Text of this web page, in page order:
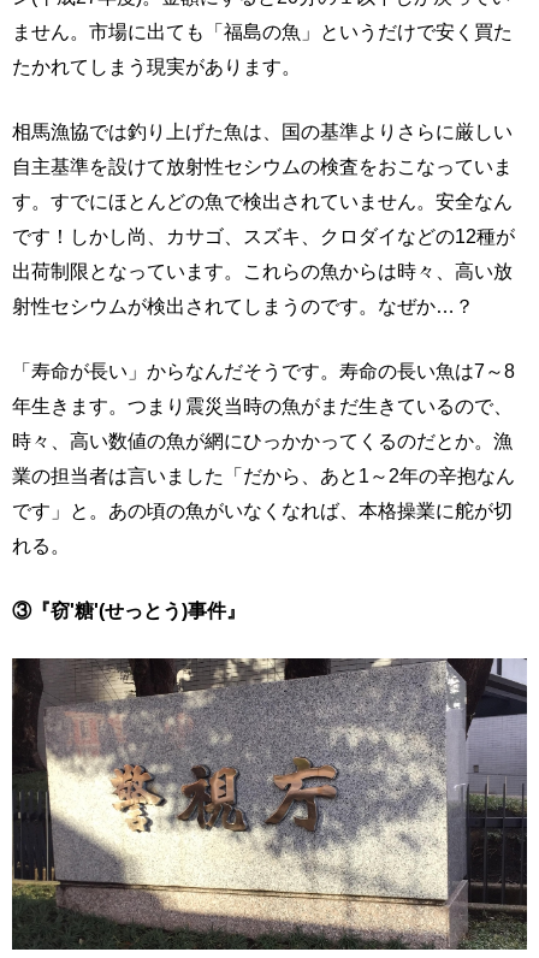
ません。市場に出ても「福島の魚」というだけで安く買た
たかれてしまう現実があります。
相馬漁協では釣り上げた魚は、国の基準よりさらに厳しい
自主基準を設けて放射性セシウムの検査をおこなっていま
す。すでにほとんどの魚で検出されていません。安全なん
です！しかし尚、カサゴ、スズキ、クロダイなどの12種が
出荷制限となっています。これらの魚からは時々、高い放
射性セシウムが検出されてしまうのです。なぜか…？
「寿命が長い」からなんだそうです。寿命の長い魚は7～8
年生きます。つまり震災当時の魚がまだ生きているので、
時々、高い数値の魚が網にひっかかってくるのだとか。漁
業の担当者は言いました「だから、あと1～2年の辛抱なん
です」と。あの頃の魚がいなくなれば、本格操業に舵が切
れる。
③『窃'糖'(せっとう)事件』